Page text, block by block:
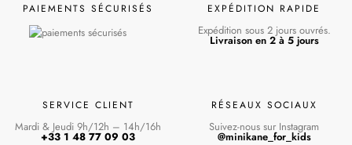
PAIEMENTS SÉCURISÉS EXPÉDITION RAPIDE
Expédition sous 2 jours ouvrés.
Livraison en 2 à 5 jours
SERVICE CLIENT
Mardi & Jeudi 9h/12h – 14h/16h
+33 1 48 77 09 03
RÉSEAUX SOCIAUX
Suivez-nous sur Instagram
@minikane_for_kids